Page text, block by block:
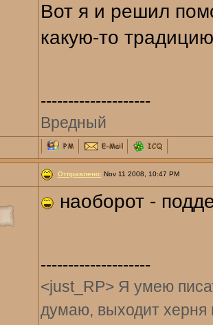
Вот я и решил
какую-то
--------------------
Вредный
Отправлено:Nov 11 2008, 10:47 PM
наоборот -
--------------------
<just_RP> Я умею
думаю, выходит херня